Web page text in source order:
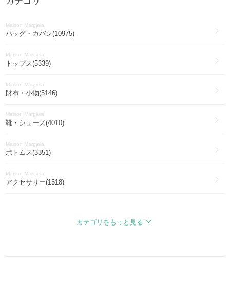
Maison Margiela
バッグ・カバン(10975)
Maison Margiela
トップス(5339)
Maison Margiela
財布・小物(5146)
Maison Margiela
靴・シューズ(4010)
Maison Margiela
ボトムス(3351)
Maison Margiela
アクセサリー(1518)
カテゴリをもっと見る